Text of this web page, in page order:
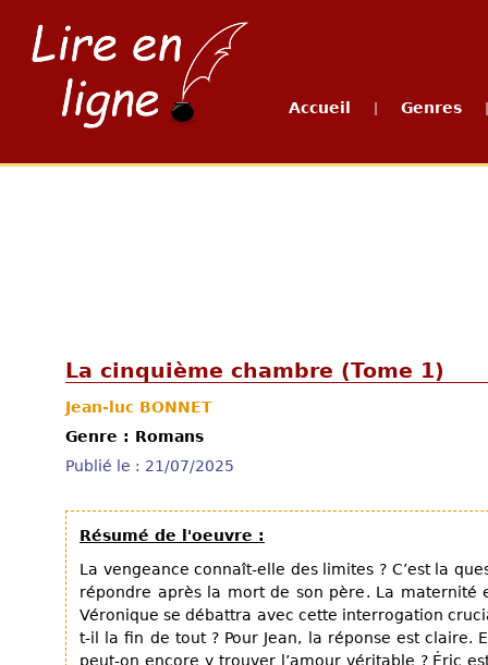
Accueil Genres
La cinquième chambre (Tome 1)
Jean-luc BONNET
Genre : Romans
Publié le : 21/07/2025
Résumé de l'oeuvre :
La vengeance connaît-elle des limites ? C’est la
répondre après la mort de son père. La maternité
Véronique se débattra avec cette interrogation
t-il la fin de tout ? Pour Jean, la réponse est claire.
peut-on encore y trouver l’amour véritable ? Éric